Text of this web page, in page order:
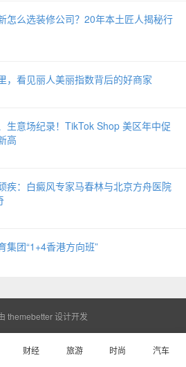
怎么选装修公司？20年本土匠人揭秘行
，看见丽人美丽指数背后的好商家
生意场纪录！TikTok Shop 美区年中促
高
疾：白癜风专家马春林与北京方舟医院
集团“1+4香港方向班”
themebetter设计开发
财经 旅游 时尚 汽车